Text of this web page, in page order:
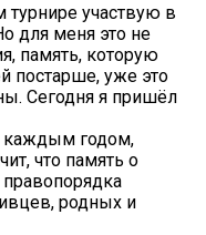
турнире участвую в
для меня это не
память, которую
постарше, уже это
Сегодня я пришёл
каждым годом,
что память о
родных и